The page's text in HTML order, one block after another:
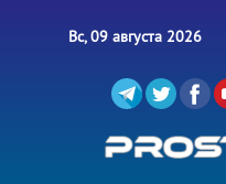
Вс, 09 августа 2026